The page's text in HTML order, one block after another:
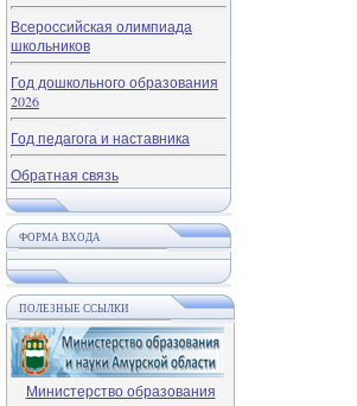
Всероссийская олимпиада
школьников
Год дошкольного образования
2026
Год педагога и наставника
Обратная связь
ФОРМА ВХОДА
ПОЛЕЗНЫЕ ССЫЛКИ
Министерство образования